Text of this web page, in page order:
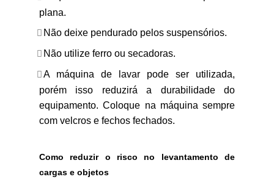
plana.
Não deixe pendurado pelos suspensórios.
Não utilize ferro ou secadoras.
A máquina de lavar pode ser utilizada,
porém isso reduzirá a durabilidade do
equipamento. Coloque na máquina sempre
com velcros e fechos fechados.
Como reduzir o risco no levantamento de
cargas e objetos